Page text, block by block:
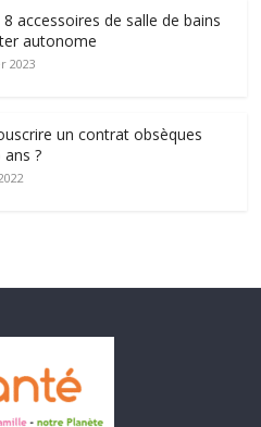
8 accessoires de salle de bains
autonome
2023
un contrat obsèques
?